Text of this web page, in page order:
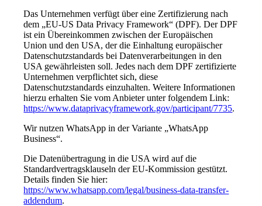
Das Unternehmen verfügt über eine Zertifizierung nach
dem „EU-US Data Privacy Framework“ (DPF). Der DPF
ist ein Übereinkommen zwischen der Europäischen
Union und den USA, der die Einhaltung europäischer
Datenschutzstandards bei Datenverarbeitungen in den
USA gewährleisten soll. Jedes nach dem DPF zertifizierte
Unternehmen verpflichtet sich, diese
Datenschutzstandards einzuhalten. Weitere Informationen
hierzu erhalten Sie vom Anbieter unter folgendem Link:
https://www.dataprivacyframework.gov/participant/7735.
Wir nutzen WhatsApp in der Variante „WhatsApp
Business“.
Die Datenübertragung in die USA wird auf die
Standardvertragsklauseln der EU-Kommission gestützt.
Details finden Sie hier:
https://www.whatsapp.com/legal/business-data-transfer-
addendum.